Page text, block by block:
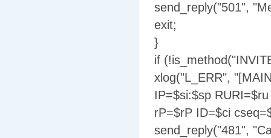
send_reply("501",
exit;
}
if
xlog("L_ERR",
IP=$si:$sp
rP=$rP ID=$ci
send_reply("481",